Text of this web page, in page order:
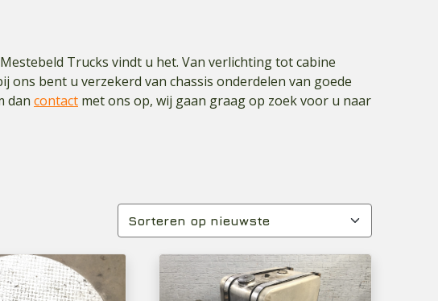
Trucks vindt u het. Van verlichting tot cabine
bent u verzekerd van chassis onderdelen van goede
dan contact met ons op, wij gaan graag op zoek voor u naar